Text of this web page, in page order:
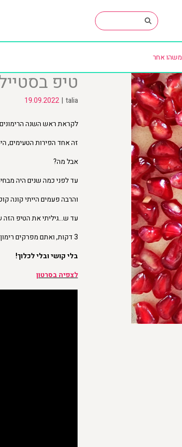
משהו אחר
טיפ
talia
|
19.09.2022
לקראת ראש השנה
זה אחד הפירות הטעימים,
אבל מה?
עד לפני כמה שנים היה
והרבה פעמים הייתי קונה
עד ש…גיליתי את הטיפ
3 דקות, ואתם מפרקים רימון לגרגירים נקיים ומושלמים,
בלי קושי ובלי לכלוך!
לצפיה בסרטון